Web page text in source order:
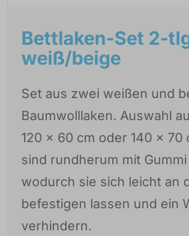
Bettlaken-Set 2-
weiß/beige
Set aus zwei weißen und
Baumwolllaken. Auswahl
120 x 60 cm oder 140 x 70
sind rundherum mit
wodurch sie sich leicht an
befestigen lassen und ein
verhindern.